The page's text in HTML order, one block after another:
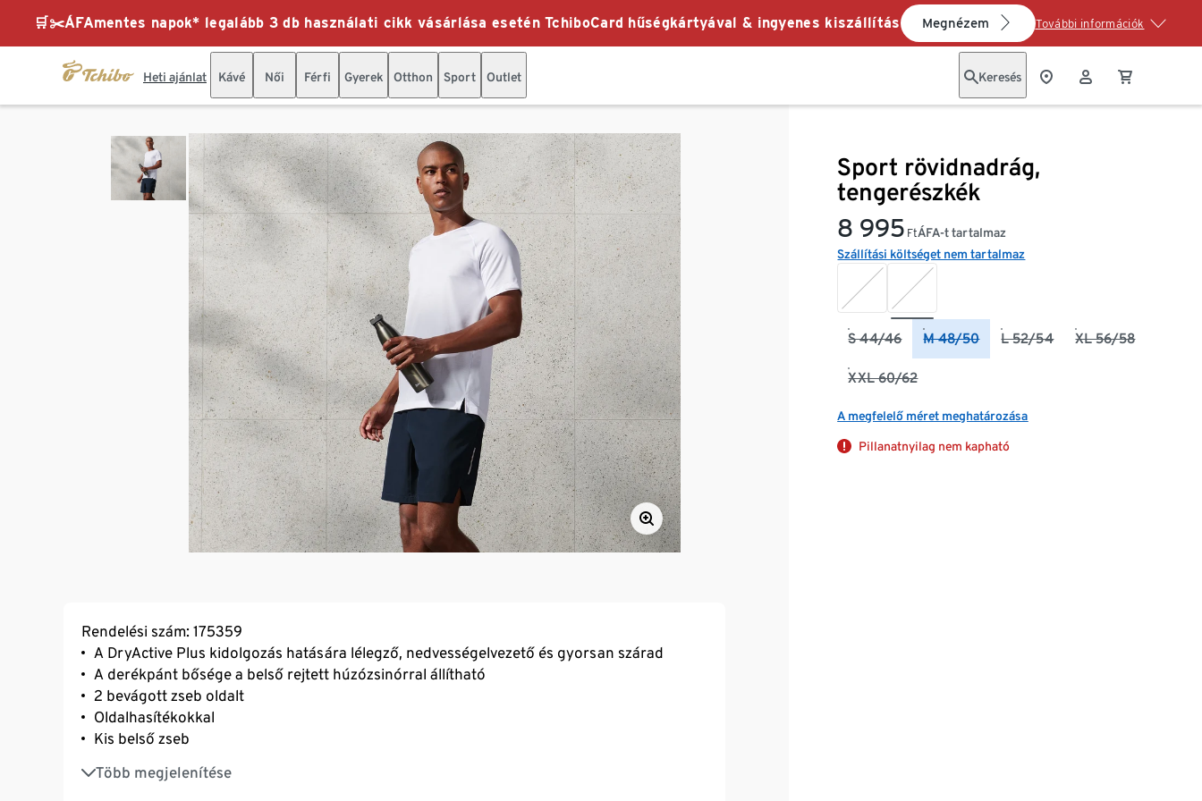
🛒✂️ÁFAmentes napok* legalább 3 db használati cikk vásárlása esetén TchiboCard hűségkártyával & ingyenes kiszállítás Megnézem További információk
Heti ajánlat Kávé Női Férfi Gyerek Otthon Sport Outlet Keresés
Sport rövidnadrág,
tengerészkék
8 995 FtÁFA-t tartalmaz
Szállítási költséget nem tartalmaz
S 44/46 M 48/50 L 52/54 XL 56/58
XXL 60/62
A megfelelő méret meghatározása
Pillanatnyilag nem kapható
Rendelési szám: 175359
A DryActive Plus kidolgozás hatására lélegző, nedvességelvezető és gyorsan szárad
A derékpánt bősége a belső rejtett húzózsinórral állítható
2 bevágott zseb oldalt
Oldalhasítékokkal
Kis belső zseb
Több megjelenítése
Belső alsónadrággal
Fényvisszaverő dizájnelemek